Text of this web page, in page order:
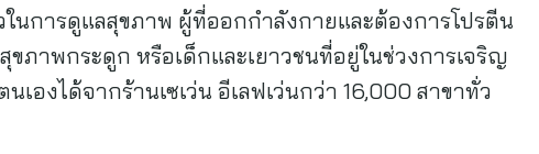
นการดูแลสุขภาพ ผู้ที่ออกกำลังกายและต้องการโปรตีน
าพกระดูก หรือเด็กและเยาวชนที่อยู่ในช่วงการเจริญ
องได้จากร้านเซเว่น อีเลฟเว่นกว่า 16,000 สาขาทั่ว